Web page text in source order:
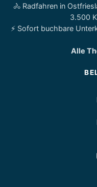
🚴 Radfahren in
3.500
⚡ Sofort buchbare
Alle